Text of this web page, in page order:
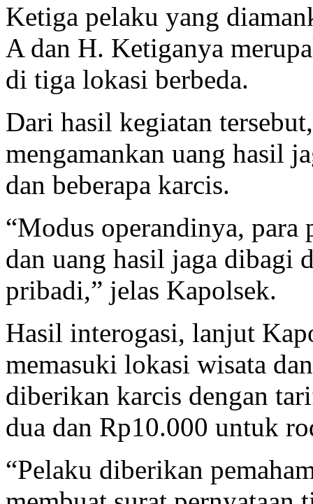
Ketiga pelaku yang
A dan H. Ketiganya
di tiga lokasi berbeda.
Dari hasil kegiatan
mengamankan uang hasil
dan beberapa karcis.
“Modus operandinya, para
dan uang hasil jaga dibagi
pribadi,” jelas Kapolsek.
Hasil interogasi, lanjut
memasuki lokasi wisata
diberikan karcis dengan
dua dan Rp10.000 untuk
“Pelaku diberikan